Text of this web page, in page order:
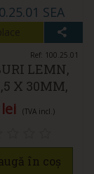
Ref: 100.25.01
LEMN,
X 30MM,
PZ2,
ALB
(TVA incl.)
în coș